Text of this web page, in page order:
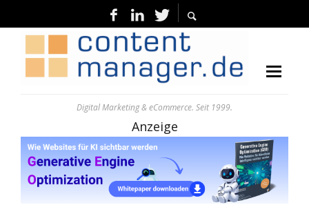
Digital Marketing & eCommerce. Seit 1999.
Anzeige